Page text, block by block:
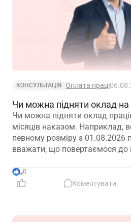
КОНСУЛЬТАЦІЯ Оплата праці
Чи можна підняти оклад на
Чи можна підняти оклад
місяців наказом. Наприклад,
певному розміру з 01.08.2026
вважати, що повертаємося до
5
Коментувати